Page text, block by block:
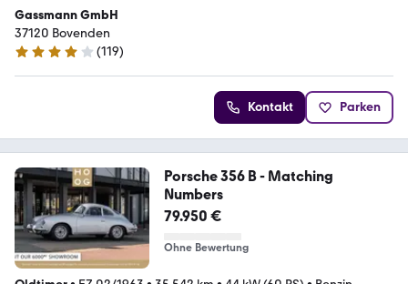
Gassmann GmbH
37120 Bovenden
3.9 Sterne
(119)
Kontakt Parken
Porsche 356 B - Matching
Numbers
79.950 €
Ohne Bewertung